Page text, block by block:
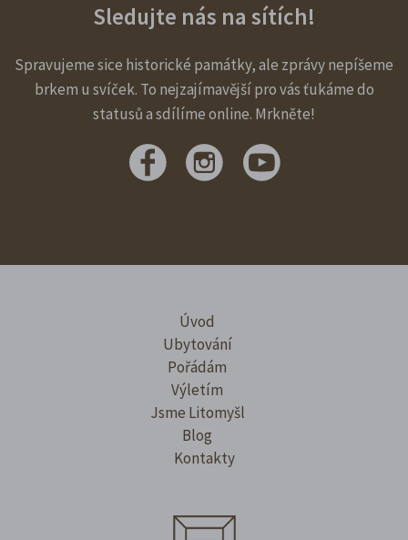
Sledujte nás na sítích!
Spravujeme sice historické památky, ale zprávy nepíšeme
brkem u svíček. To nejzajímavější pro vás ťukáme do
statusů a sdílíme online. Mrkněte!
Úvod
Ubytování
Pořádám
Výletím
Jsme Litomyšl
Blog
Kontakty